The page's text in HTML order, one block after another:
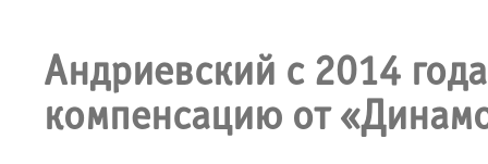
Андриевский с 2014
компенсацию от